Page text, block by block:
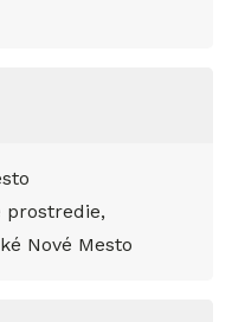
prostredie,
Nové Mesto